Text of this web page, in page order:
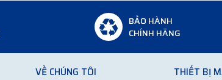
BẢO HÀNH
CHÍNH HÃNG
VỀ CHÚNG TÔI THIẾT BỊ